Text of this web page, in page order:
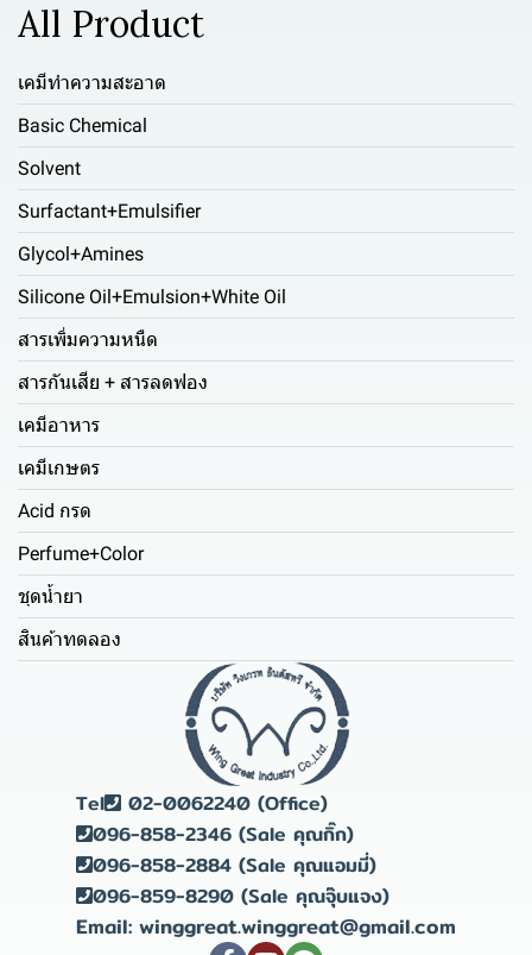
All Product
เคมีทำความสะอาด
Basic Chemical
Solvent
Surfactant+Emulsifier
Glycol+Amines
Silicone Oil+Emulsion+White Oil
สารเพิ่มความหนืด
สารกันเสีย + สารลดฟอง
เคมีอาหาร
เคมีเกษตร
Acid กรด
Perfume+Color
ชุดน้ำยา
สินค้าทดลอง
Tel
02-0062240 (Office)
096-858-2346 (Sale คุณกิ๊ก)
096-858-2884 (Sale คุณแอมมี่)
096-859-8290 (Sale คุณจุ๊บแจง)
Email: winggreat.winggreat@gmail.com